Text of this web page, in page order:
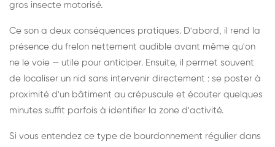
gros insecte motorisé.
Ce son a deux conséquences pratiques. D'abord, il rend la
présence du frelon nettement audible avant même qu'on
ne le voie — utile pour anticiper. Ensuite, il permet souvent
de localiser un nid sans intervenir directement : se poster à
proximité d'un bâtiment au crépuscule et écouter quelques
minutes suffit parfois à identifier la zone d'activité.
Si vous entendez ce type de bourdonnement régulier dans